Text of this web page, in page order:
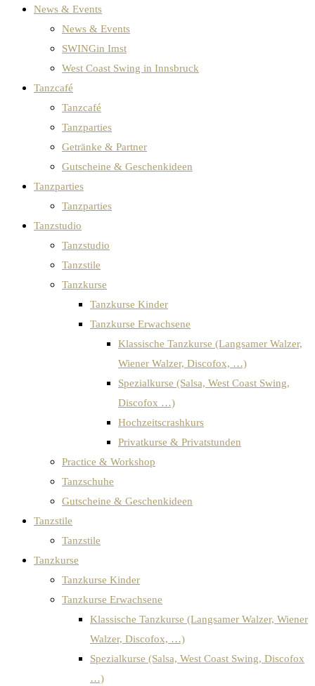
News & Events
News & Events
SWINGin Imst
West Coast Swing in Innsbruck
Tanzcafé
Tanzcafé
Tanzparties
Getränke & Partner
Gutscheine & Geschenkideen
Tanzparties
Tanzparties
Tanzstudio
Tanzstudio
Tanzstile
Tanzkurse
Tanzkurse Kinder
Tanzkurse Erwachsene
Klassische Tanzkurse (Langsamer Walzer,
Wiener Walzer, Discofox, …)
Spezialkurse (Salsa, West Coast Swing,
Discofox …)
Hochzeitscrashkurs
Privatkurse & Privatstunden
Practice & Workshop
Tanzschuhe
Gutscheine & Geschenkideen
Tanzstile
Tanzstile
Tanzkurse
Tanzkurse Kinder
Tanzkurse Erwachsene
Klassische Tanzkurse (Langsamer Walzer, Wiener
Walzer, Discofox, …)
Spezialkurse (Salsa, West Coast Swing, Discofox
…)